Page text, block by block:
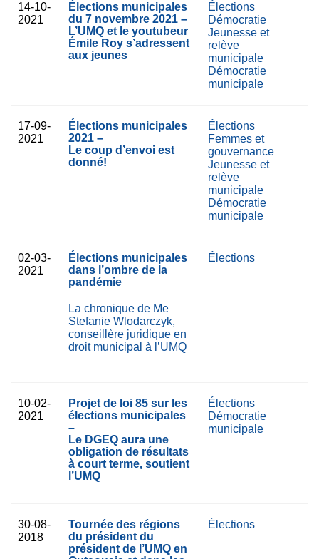
14-10-
2021
Élections municipales
du 7 novembre 2021 –
L’UMQ et le youtubeur
Émile Roy s’adressent
aux jeunes
Élections
Démocratie
Jeunesse et
relève
municipale
Démocratie
municipale
17-09-
2021
Élections municipales
2021 –
Le coup d’envoi est
donné!
Élections
Femmes et
gouvernance
Jeunesse et
relève
municipale
Démocratie
municipale
02-03-
2021
Élections municipales
dans l’ombre de la
pandémie
La chronique de Me
Stefanie Wlodarczyk,
conseillère juridique en
droit municipal à l’UMQ
Élections
10-02-
2021
Projet de loi 85 sur les
élections municipales
–
Le DGEQ aura une
obligation de résultats
à court terme, soutient
l’UMQ
Élections
Démocratie
municipale
30-08-
2018
Tournée des régions
du président du
président de l’UMQ en
Élections